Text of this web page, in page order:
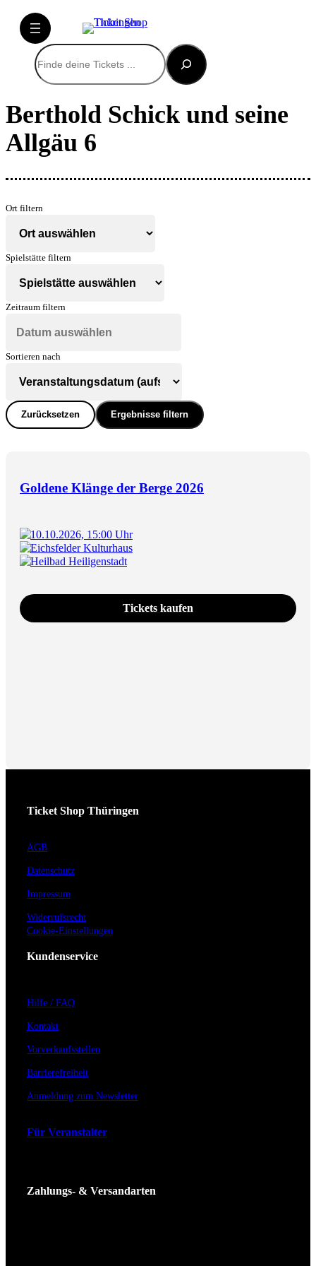
Suchen
Berthold Schick und seine
Allgäu 6
Ort filtern
Spielstätte filtern
Zeitraum filtern
Sortieren nach
Zurücksetzen Ergebnisse filtern
Goldene Klänge der Berge 2026
10.10.2026, 15:00 Uhr
Eichsfelder Kulturhaus
Heilbad Heiligenstadt
Tickets kaufen
Ticket Shop Thüringen
AGB
Datenschutz
Impressum
Widerrufsrecht
Cookie-Einstellungen
Kundenservice
Hilfe / FAQ
Kontakt
Vorverkaufsstellen
Barrierefreiheit
Anmeldung zum Newsletter
Für Veranstalter
Zahlungs- & Versandarten